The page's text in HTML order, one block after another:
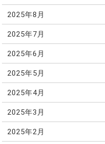
2025年8月
2025年7月
2025年6月
2025年5月
2025年4月
2025年3月
2025年2月